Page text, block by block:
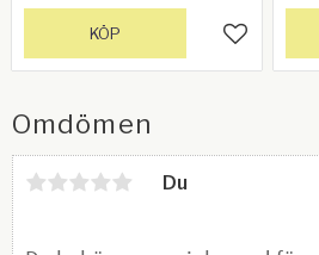
Omdömen
Du
Lägg till i
KÖP